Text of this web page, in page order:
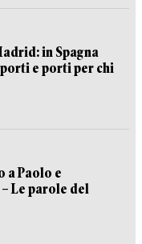
in Spagna
e porti per chi
a Paolo e
Le parole del